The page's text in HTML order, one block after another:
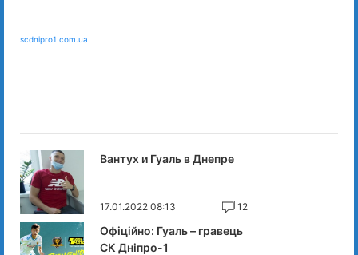
scdnipro1.com.ua
Вантух и Гуаль в Днепре
17.01.2022 08:13 12
Офіційно: Гуаль – гравець
СК Дніпро-1